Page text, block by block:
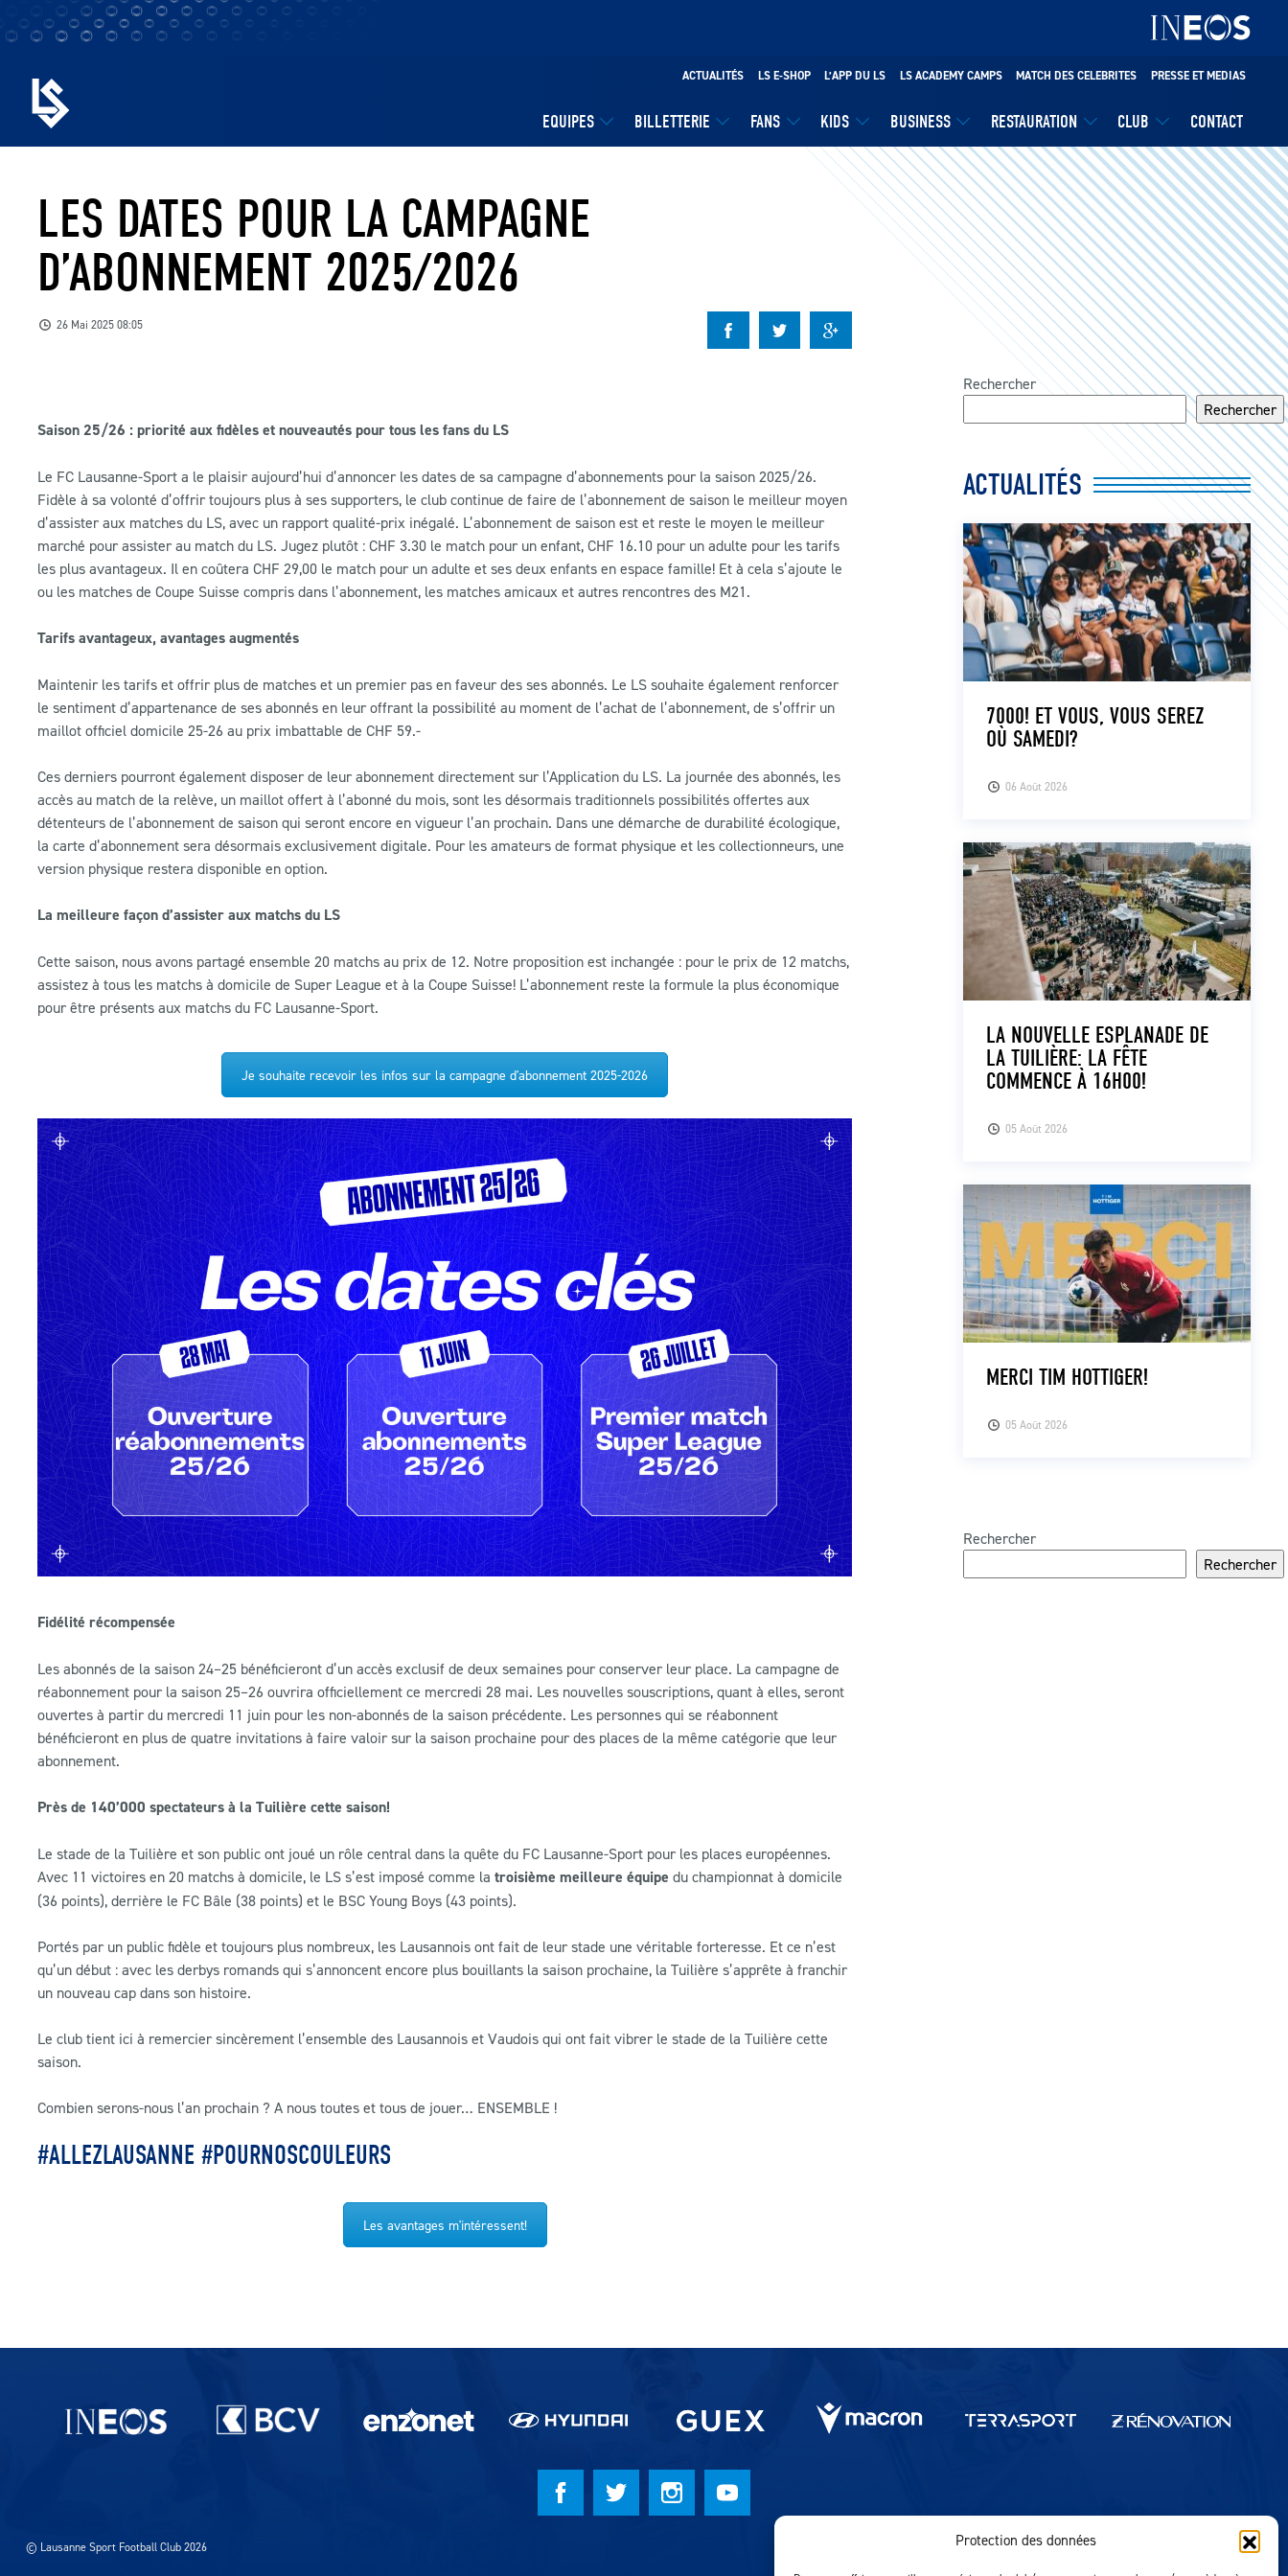
Protection des données
EQUIPES BILLETTERIE FANS KIDS BUSINESS RESTAURATION CLUB CONTACT
ACTUALITÉS LS E-SHOP L’APP DU LS LS ACADEMY CAMPS MATCH DES CELEBRITES PRESSE ET MEDIAS
LES DATES POUR LA CAMPAGNE
D’ABONNEMENT 2025/2026
26 Mai 2025 08:05
Saison 25/26 : priorité aux fidèles et nouveautés pour tous les fans du LS
Le FC Lausanne-Sport a le plaisir aujourd’hui d’annoncer les dates de sa campagne d’abonnements pour la saison 2025/26.
Fidèle à sa volonté d’offrir toujours plus à ses supporters, le club continue de faire de l’abonnement de saison le meilleur moyen
d’assister aux matches du LS, avec un rapport qualité-prix inégalé. L’abonnement de saison est et reste le moyen le meilleur
marché pour assister au match du LS. Jugez plutôt : CHF 3.30 le match pour un enfant, CHF 16.10 pour un adulte pour les tarifs
les plus avantageux. Il en coûtera CHF 29,00 le match pour un adulte et ses deux enfants en espace famille! Et à cela s’ajoute le
ou les matches de Coupe Suisse compris dans l’abonnement, les matches amicaux et autres rencontres des M21.
Tarifs avantageux, avantages augmentés
Maintenir les tarifs et offrir plus de matches et un premier pas en faveur des ses abonnés. Le LS souhaite également renforcer
le sentiment d’appartenance de ses abonnés en leur offrant la possibilité au moment de l’achat de l’abonnement, de s’offrir un
maillot officiel domicile 25-26 au prix imbattable de CHF 59.-
Ces derniers pourront également disposer de leur abonnement directement sur l’Application du LS. La journée des abonnés, les
accès au match de la relève, un maillot offert à l’abonné du mois, sont les désormais traditionnels possibilités offertes aux
détenteurs de l’abonnement de saison qui seront encore en vigueur l’an prochain. Dans une démarche de durabilité écologique,
la carte d’abonnement sera désormais exclusivement digitale. Pour les amateurs de format physique et les collectionneurs, une
version physique restera disponible en option.
La meilleure façon d’assister aux matchs du LS
Cette saison, nous avons partagé ensemble 20 matchs au prix de 12. Notre proposition est inchangée : pour le prix de 12 matchs,
assistez à tous les matchs à domicile de Super League et à la Coupe Suisse! L’abonnement reste la formule la plus économique
pour être présents aux matchs du FC Lausanne-Sport.
Je souhaite recevoir les infos sur la campagne d'abonnement 2025-2026
Fidélité récompensée
Les abonnés de la saison 24–25 bénéficieront d’un accès exclusif de deux semaines pour conserver leur place. La campagne de
réabonnement pour la saison 25–26 ouvrira officiellement ce mercredi 28 mai. Les nouvelles souscriptions, quant à elles, seront
ouvertes à partir du mercredi 11 juin pour les non-abonnés de la saison précédente. Les personnes qui se réabonnent
bénéficieront en plus de quatre invitations à faire valoir sur la saison prochaine pour des places de la même catégorie que leur
abonnement.
Près de 140’000 spectateurs à la Tuilière cette saison!
Le stade de la Tuilière et son public ont joué un rôle central dans la quête du FC Lausanne-Sport pour les places européennes.
Avec 11 victoires en 20 matchs à domicile, le LS s’est imposé comme la troisième meilleure équipe du championnat à domicile
(36 points), derrière le FC Bâle (38 points) et le BSC Young Boys (43 points).
Portés par un public fidèle et toujours plus nombreux, les Lausannois ont fait de leur stade une véritable forteresse. Et ce n’est
qu’un début : avec les derbys romands qui s’annoncent encore plus bouillants la saison prochaine, la Tuilière s’apprête à franchir
un nouveau cap dans son histoire.
Le club tient ici à remercier sincèrement l’ensemble des Lausannois et Vaudois qui ont fait vibrer le stade de la Tuilière cette
saison.
Combien serons-nous l’an prochain ? A nous toutes et tous de jouer… ENSEMBLE !
#ALLEZLAUSANNE #POURNOSCOULEURS
Les avantages m'intéressent!
Rechercher
Rechercher
ACTUALITÉS
06 Août 2026
7000! ET VOUS, VOUS SEREZ
OÙ SAMEDI?
05 Août 2026
LA NOUVELLE ESPLANADE DE
LA TUILIÈRE: LA FÊTE
COMMENCE À 16H00!
05 Août 2026
MERCI TIM HOTTIGER!
Rechercher
Rechercher
Partenaires du lausanne-Sport
© Lausanne Sport Football Club 2026